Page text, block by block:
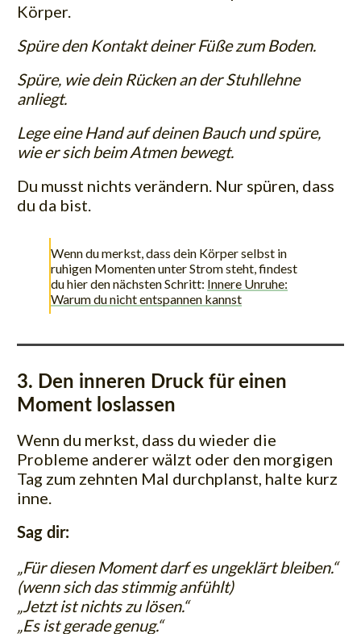
Körper.
Spüre den Kontakt deiner Füße zum Boden.
Spüre, wie dein Rücken an der Stuhllehne
anliegt.
Lege eine Hand auf deinen Bauch und spüre,
wie er sich beim Atmen bewegt.
Du musst nichts verändern. Nur spüren, dass
du da bist.
Wenn du merkst, dass dein Körper selbst in
ruhigen Momenten unter Strom steht, findest
du hier den nächsten Schritt: Innere Unruhe:
Warum du nicht entspannen kannst
3. Den inneren Druck für einen
Moment loslassen
Wenn du merkst, dass du wieder die
Probleme anderer wälzt oder den morgigen
Tag zum zehnten Mal durchplanst, halte kurz
inne.
Sag dir:
„Für diesen Moment darf es ungeklärt bleiben.“
(wenn sich das stimmig anfühlt)
„Jetzt ist nichts zu lösen.“
„Es ist gerade genug.“